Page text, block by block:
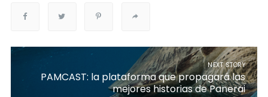
NEXT STORY
PAMCAST: la plataforma que propagará las
mejores historias de Panerai